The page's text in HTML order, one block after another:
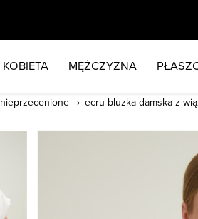
KOBIETA MĘŻCZYZNA
nieprzecenione ecru bluzka damska z